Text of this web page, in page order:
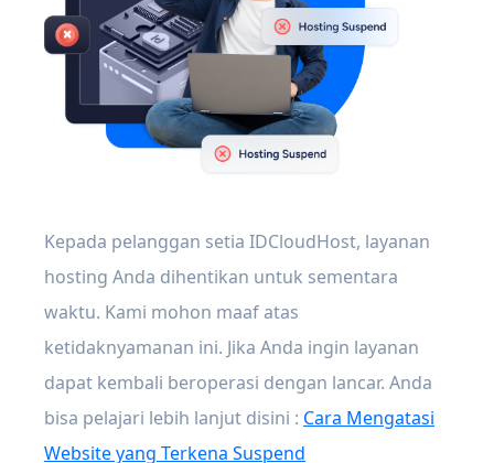
Kepada pelanggan setia IDCloudHost, layanan
hosting Anda dihentikan untuk sementara
waktu. Kami mohon maaf atas
ketidaknyamanan ini. Jika Anda ingin layanan
dapat kembali beroperasi dengan lancar. Anda
bisa pelajari lebih lanjut disini : Cara Mengatasi
Website yang Terkena Suspend